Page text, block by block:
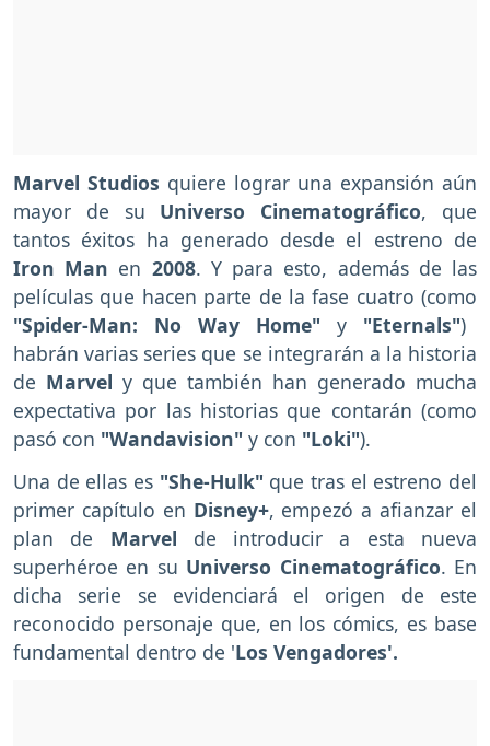
Marvel Studios quiere lograr una expansión aún
mayor de su Universo Cinematográfico, que
tantos éxitos ha generado desde el estreno de
Iron Man en 2008. Y para esto, además de las
películas que hacen parte de la fase cuatro (como
"Spider-Man: No Way Home" y "Eternals")
habrán varias series que se integrarán a la historia
de Marvel y que también han generado mucha
expectativa por las historias que contarán (como
pasó con "Wandavision" y con "Loki").
Una de ellas es "She-Hulk" que tras el estreno del
primer capítulo en Disney+, empezó a afianzar el
plan de Marvel de introducir a esta nueva
superhéroe en su Universo Cinematográfico. En
dicha serie se evidenciará el origen de este
reconocido personaje que, en los cómics, es base
fundamental dentro de 'Los Vengadores'.